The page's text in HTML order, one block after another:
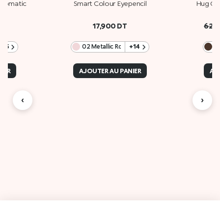
Smart Colour Eyepencil
17,900 DT
02 Metallic Rose +14
AJOUTER AU PANIER
Hug
‹ ›